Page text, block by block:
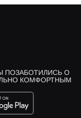
ПОЗАБОТИЛИСЬ О
КОМФОРТНЫМ